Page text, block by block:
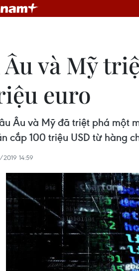
Âu và Mỹ
euro
Âu và Mỹ đã triệt phá một
cắp 100 triệu USD từ hàng
14:59